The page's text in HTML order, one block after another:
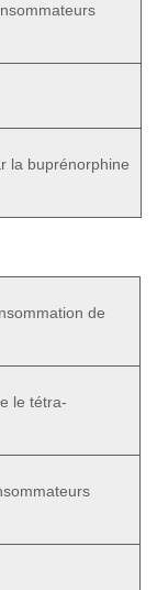
la buprénorphine
de
le tétra-